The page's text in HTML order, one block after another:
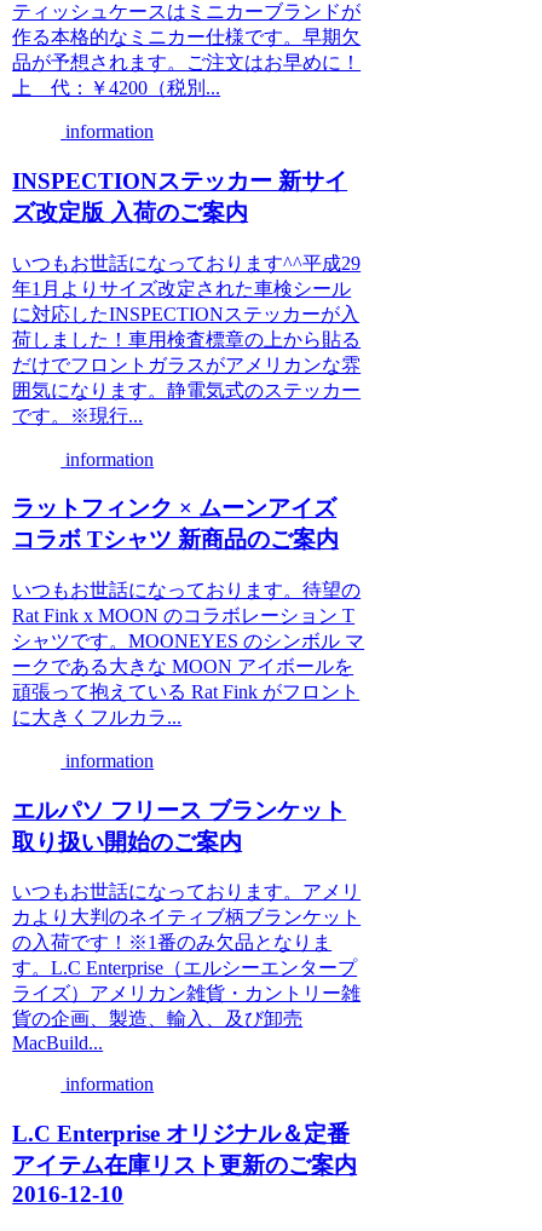
ティッシュケースはミニカーブランドが
作る本格的なミニカー仕様です。早期欠
品が予想されます。ご注文はお早めに！
上 代：￥4200（税別...
information
INSPECTIONステッカー 新サイ
ズ改定版 入荷のご案内
いつもお世話になっております^^平成29
年1月よりサイズ改定された車検シール
に対応したINSPECTIONステッカーが入
荷しました！車用検査標章の上から貼る
だけでフロントガラスがアメリカンな雰
囲気になります。静電気式のステッカー
です。※現行...
information
ラットフィンク × ムーンアイズ
コラボ Tシャツ 新商品のご案内
いつもお世話になっております。待望の
Rat Fink x MOON のコラボレーション T
シャツです。MOONEYES のシンボル マ
ークである大きな MOON アイボールを
頑張って抱えている Rat Fink がフロント
に大きくフルカラ...
information
エルパソ フリース ブランケット
取り扱い開始のご案内
いつもお世話になっております。アメリ
カより大判のネイティブ柄ブランケット
の入荷です！※1番のみ欠品となりま
す。L.C Enterprise（エルシーエンタープ
ライズ）アメリカン雑貨・カントリー雑
貨の企画、製造、輸入、及び卸売
MacBuild...
information
L.C Enterprise オリジナル＆定番
アイテム在庫リスト更新のご案内
2016-12-10